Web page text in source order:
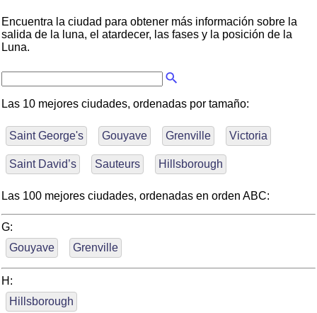
Encuentra la ciudad para obtener más información sobre la
salida de la luna, el atardecer, las fases y la posición de la
Luna.
Las 10 mejores ciudades, ordenadas por tamaño:
Saint George's Gouyave Grenville Victoria
Saint David’s Sauteurs Hillsborough
Las 100 mejores ciudades, ordenadas en orden ABC:
G:
Gouyave
Grenville
H:
Hillsborough